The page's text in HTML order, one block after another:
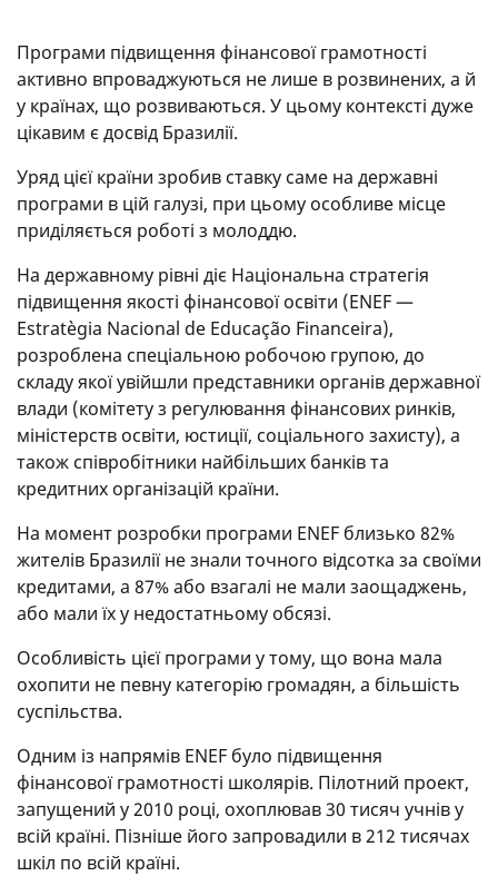
Програми підвищення фінансової грамотності
активно впроваджуються не лише в розвинених, а й
у країнах, що розвиваються. У цьому контексті дуже
цікавим є досвід Бразилії.
Уряд цієї країни зробив ставку саме на державні
програми в цій галузі, при цьому особливе місце
приділяється роботі з молоддю.
На державному рівні діє Національна стратегія
підвищення якості фінансової освіти (ENEF —
Estratègia Nacional de Educação Financeira),
розроблена спеціальною робочою групою, до
складу якої увійшли представники органів державної
влади (комітету з регулювання фінансових ринків,
міністерств освіти, юстиції, соціального захисту), а
також співробітники найбільших банків та
кредитних організацій країни.
На момент розробки програми ENEF близько 82%
жителів Бразилії не знали точного відсотка за своїми
кредитами, а 87% або взагалі не мали заощаджень,
або мали їх у недостатньому обсязі.
Особливість цієї програми у тому, що вона мала
охопити не певну категорію громадян, а більшість
суспільства.
Одним із напрямів ENEF було підвищення
фінансової грамотності школярів. Пілотний проект,
запущений у 2010 році, охоплював 30 тисяч учнів у
всій країні. Пізніше його запровадили в 212 тисячах
шкіл по всій країні.